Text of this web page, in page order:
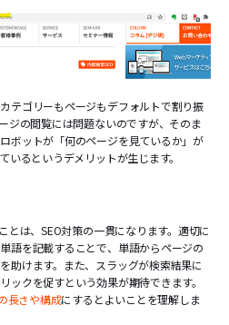
テゴリーもページもデフォルトで割り振
ジの閲覧には問題ないのですが、そのま
ボットが「何のページを見ているか」が
いるというデメリットが生じます。
とは、SEO対策の一貫になります。適切に
語を記載することで、単語からページの
助けます。また、スラッグが検索結果に
ックを促すという効果が期待できます。
長さや構成にするとよいことを理解しま